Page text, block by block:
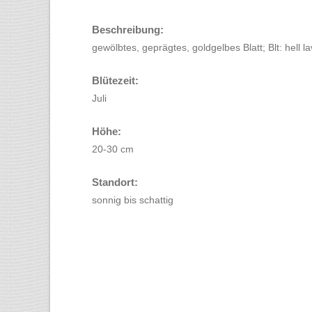
Beschreibung:
gewölbtes, geprägtes, goldgelbes Blatt; Blt: hell
Blütezeit:
Juli
Höhe:
20-30 cm
Standort:
sonnig bis schattig